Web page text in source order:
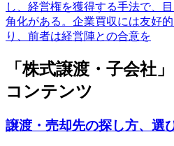
し、経営権を獲得する手法で、
角化がある。企業買収には友好
り、前者は経営陣との合意を
「株式譲渡・子会社
コンテンツ
譲渡・売却先の探し方、選